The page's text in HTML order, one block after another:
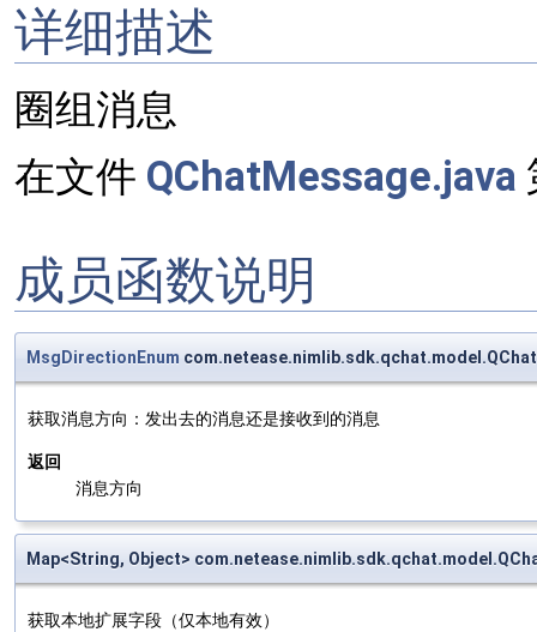
详细描述
圈组消息
在文件 QChatMessage.java
成员函数说明
MsgDirectionEnum
获取消息方向：发出去的消息还是接收到的消息
返回
消息方向
Map<String, Object>
获取本地扩展字段（仅本地有效）